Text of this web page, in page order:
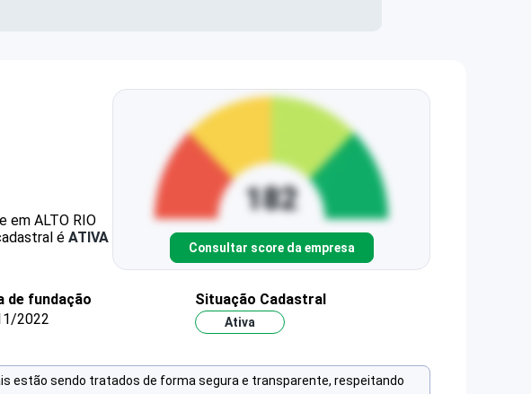
em ALTO RIO
é ATIVA
Consultar score da empresa
de fundação
2022
Situação Cadastral
Ativa
estão sendo tratados de forma segura e transparente, respeitando